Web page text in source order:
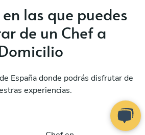
las que puedes
de un Chef a
España donde podrás disfrutar de
experiencias.